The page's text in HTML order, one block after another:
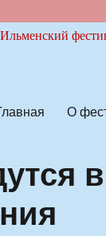
О